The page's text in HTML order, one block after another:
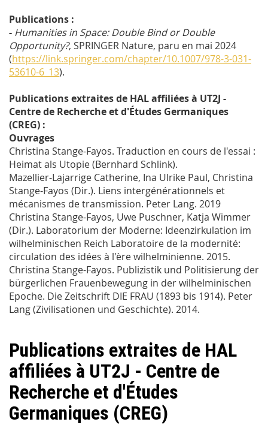
Publications :
- Humanities in Space: Double Bind or Double
Opportunity?, SPRINGER Nature, paru en mai 2024
(https://link.springer.com/chapter/10.1007/978-3-031-
53610-6_13).
Publications extraites de HAL affiliées à UT2J -
Centre de Recherche et d'Études Germaniques
(CREG) :
Ouvrages
Christina Stange-Fayos. Traduction en cours de l'essai :
Heimat als Utopie (Bernhard Schlink).
Mazellier-Lajarrige Catherine, Ina Ulrike Paul, Christina
Stange-Fayos (Dir.). Liens intergénérationnels et
mécanismes de transmission. Peter Lang. 2019
Christina Stange-Fayos, Uwe Puschner, Katja Wimmer
(Dir.). Laboratorium der Moderne: Ideenzirkulation im
wilhelminischen Reich Laboratoire de la modernité:
circulation des idées à l'ère wilhelminienne. 2015.
Christina Stange-Fayos. Publizistik und Politisierung der
bürgerlichen Frauenbewegung in der wilhelminischen
Epoche. Die Zeitschrift DIE FRAU (1893 bis 1914). Peter
Lang (Zivilisationen und Geschichte). 2014.
Publications extraites de HAL
affiliées à UT2J - Centre de
Recherche et d'Études
Germaniques (CREG)